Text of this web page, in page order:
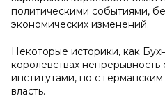
политическими событиями,
экономических изменений.
Некоторые историки, как
королевствах
институтами, но с
власть.